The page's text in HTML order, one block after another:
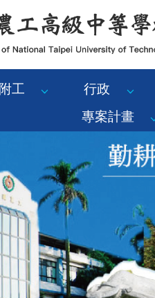
工 行政
專案計畫